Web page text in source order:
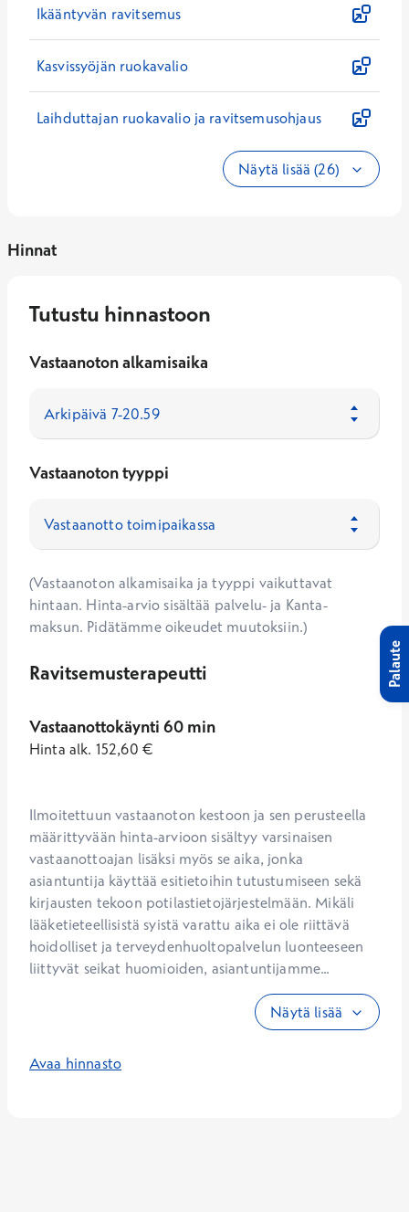
Ikääntyvän ravitsemus
Kasvissyöjän ruokavalio
Laihduttajan ruokavalio ja ravitsemusohjaus
Näytä lisää (26)
Hinnat
Tutustu hinnastoon
Vastaanoton alkamisaika
Vastaanoton tyyppi
(Vastaanoton alkamisaika ja tyyppi vaikuttavat
hintaan. Hinta-arvio sisältää palvelu- ja Kanta-
maksun. Pidätämme oikeudet muutoksiin.)
Ravitsemusterapeutti
Vastaanottokäynti 60 min
Hinta alk. 152,60 €
Ilmoitettuun vastaanoton kestoon ja sen perusteella
määrittyvään hinta-arvioon sisältyy varsinaisen
vastaanottoajan lisäksi myös se aika, jonka
asiantuntija käyttää esitietoihin tutustumiseen sekä
kirjausten tekoon potilastietojärjestelmään. Mikäli
lääketieteellisistä syistä varattu aika ei ole riittävä
hoidolliset ja terveydenhuoltopalvelun luonteeseen
liittyvät seikat huomioiden, asiantuntijamme...
Näytä lisää
Avaa hinnasto
Palaute